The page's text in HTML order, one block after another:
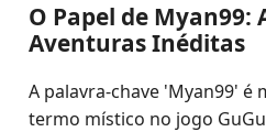
O Papel de Myan99:
Aventuras Inéditas
A palavra-chave 'Myan99' é
termo místico no jogo